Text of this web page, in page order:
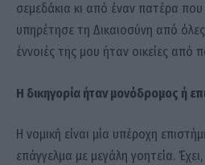
σεμεδάκια κι από έναν πατέρα
υπηρέτησε τη Δικαιοσύνη από
έννοιές της μου ήταν οικείες από
Η δικηγορία ήταν μονόδρομος ή
Η νομική είναι μία υπέροχη
επάγγελμα με μεγάλη γοητεία.